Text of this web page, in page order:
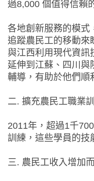
過8,000 個值得信賴
各地創新服務的模式
追蹤農民工的移動來
與江西利用現代資訊
延伸到江蘇、四川與
輔導，有助於他們順
二. 擴充農民工職業
2011年，超過1千
訓練，這些學員的技
三. 農民工收入增加